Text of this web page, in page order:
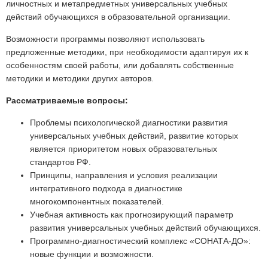
личностных и метапредметных универсальных учебных
действий обучающихся в образовательной организации.
Возможности программы позволяют использовать
предложенные методики, при необходимости адаптируя их к
особенностям своей работы, или добавлять собственные
методики и методики других авторов.
Рассматриваемые вопросы:
Проблемы психологической диагностики развития
универсальных учебных действий, развитие которых
является приоритетом новых образовательных
стандартов РФ.
Принципы, направления и условия реализации
интегративного подхода в диагностике
многокомпонентных показателей.
Учебная активность как прогнозирующий параметр
развития универсальных учебных действий обучающихся.
Программно-диагностический комплекс «СОНАТА-ДО»:
новые функции и возможности.